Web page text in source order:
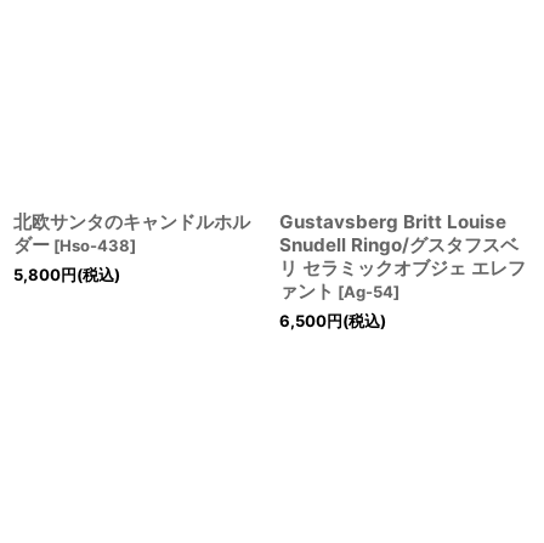
北欧サンタのキャンドルホル
ダー [Hso-438]
5,800円(税込)
Gustavsberg Britt Louise
Snudell Ringo/グスタフスベ
リ セラミックオブジェ エレフ
ァント [Ag-54]
6,500円(税込)